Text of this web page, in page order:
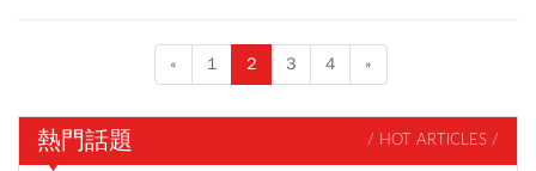
« 1 2 3 4 »
熱門話題 / HOT ARTICLES /